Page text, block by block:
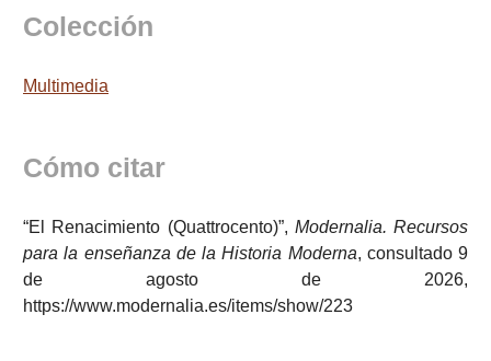
Colección
Multimedia
Cómo citar
“El Renacimiento (Quattrocento)”, Modernalia. Recursos
para la enseñanza de la Historia Moderna, consultado 9
de agosto de 2026,
https://www.modernalia.es/items/show/223